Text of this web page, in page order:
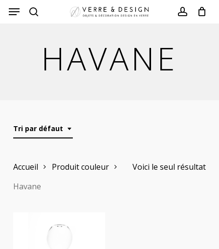
Skip
HAVANE
Tri par défaut
Voici le seul résultat
Accueil
Produit couleur
Havane